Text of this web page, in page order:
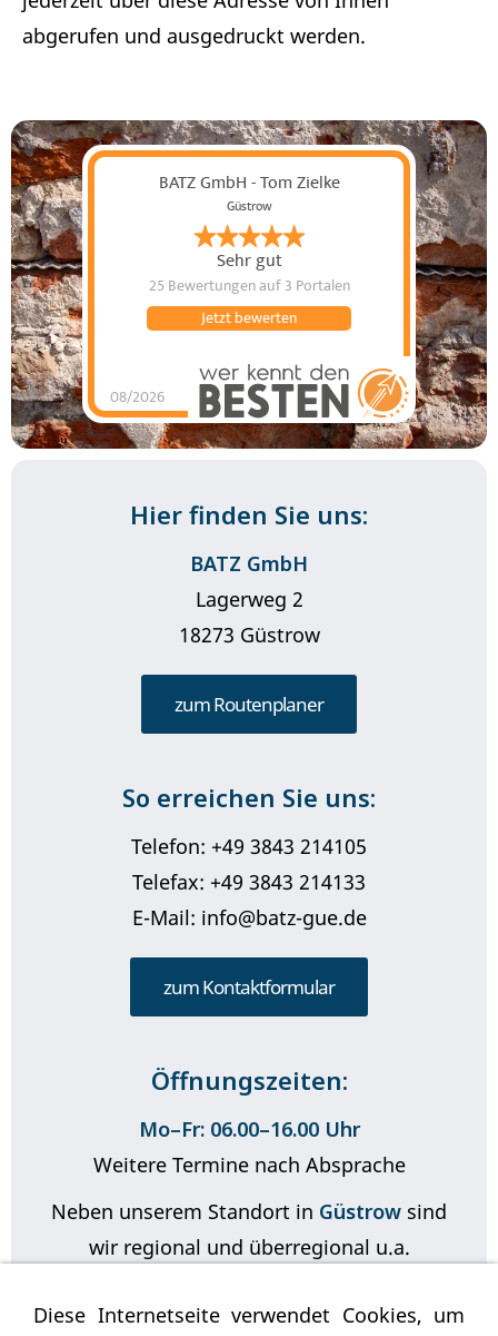
abgerufen und ausgedruckt werden.
Hier finden Sie uns:
BATZ GmbH
Lagerweg 2
18273 Güstrow
zum Routenplaner
So erreichen Sie uns:
Telefon: +49 3843 214105
Telefax: +49 3843 214133
E-Mail: info@batz-gue.de
zum Kontaktformular
Öffnungszeiten:
Mo–Fr: 06.00–16.00 Uhr
Weitere Termine nach Absprache
Neben unserem Standort in Güstrow sind
wir regional und überregional u.a.
oderWismartätig!
BATZ GmbH - Tom Zielke
Güstrow
Sehr gut
25 Bewertungenauf 3 Portalen
08/2026
Jetzt bewerten
BATZ GmbH - Tom
Zielkehat4.85von5
Sternen |25BATZ
GmbH - Tom
Diese Internetseite verwendet Cookies, um